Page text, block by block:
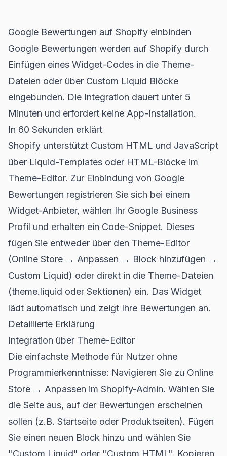
Google Bewertungen auf Shopify einbinden
Google Bewertungen werden auf Shopify durch
Einfügen eines Widget-Codes in die Theme-
Dateien oder über Custom Liquid Blöcke
eingebunden. Die Integration dauert unter 5
Minuten und erfordert keine App-Installation.
In 60 Sekunden erklärt
Shopify unterstützt Custom HTML und JavaScript
über Liquid-Templates oder HTML-Blöcke im
Theme-Editor. Zur Einbindung von Google
Bewertungen registrieren Sie sich bei einem
Widget-Anbieter, wählen Ihr Google Business
Profil und erhalten ein Code-Snippet. Dieses
fügen Sie entweder über den Theme-Editor
(Online Store → Anpassen → Block hinzufügen →
Custom Liquid) oder direkt in die Theme-Dateien
(theme.liquid oder Sektionen) ein. Das Widget
lädt automatisch und zeigt Ihre Bewertungen an.
Detaillierte Erklärung
Integration über Theme-Editor
Die einfachste Methode für Nutzer ohne
Programmierkenntnisse: Navigieren Sie zu Online
Store → Anpassen im Shopify-Admin. Wählen Sie
die Seite aus, auf der Bewertungen erscheinen
sollen (z.B. Startseite oder Produktseiten). Fügen
Sie einen neuen Block hinzu und wählen Sie
"Custom Liquid" oder "Custom HTML". Kopieren